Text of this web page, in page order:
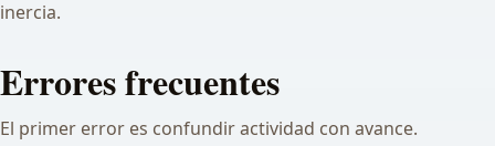
inercia.
Errores frecuentes
El primer error es confundir actividad con avance.